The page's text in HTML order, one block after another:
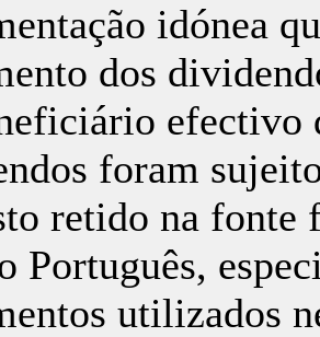
idónea
dos
efectivo
foram
retido na fonte
Português,
utilizados